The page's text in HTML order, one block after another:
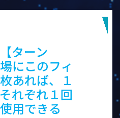
ターン
にこのフィ
あれば、１
れぞれ１回
用できる